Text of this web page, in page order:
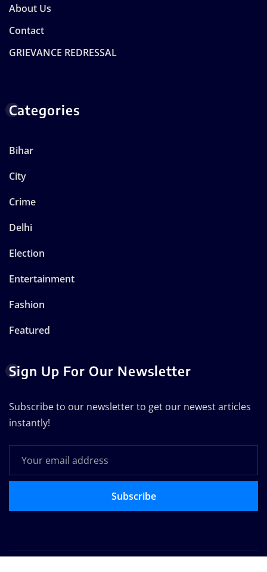
About Us
Contact
GRIEVANCE REDRESSAL
Categories
Bihar
City
Crime
Delhi
Election
Entertainment
Fashion
Featured
Sign Up For Our Newsletter
Subscribe to our newsletter to get our newest articles
instantly!
Subscribe